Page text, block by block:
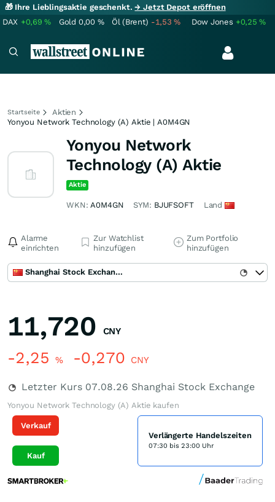
🎁 Ihre Lieblingsaktie geschenkt.→ Jetzt Depot eröffnen
DAX +0,69% Gold 0,00 % Öl (Brent) -1,53% Dow Jones +0,25%
Startseite
Aktien
Yonyou Network Technology (A) Aktie | A0M4GN
Yonyou Network
Technology (A) Aktie
Aktie
WKN:A0M4GN SYM: BJUFSOFT Land
Alarme
einrichten
Zur Watchlist
hinzufügen
Zum Portfolio
hinzufügen
Shanghai Stock Exchange
11,720 CNY
-2,25 % -0,270 CNY
Letzter Kurs 07.08.26 Shanghai Stock Exchange
Yonyou Network Technology (A) Aktie kaufen
Verkauf
Kauf
Verlängerte Handelszeiten
07:30 bis 23:00 Uhr